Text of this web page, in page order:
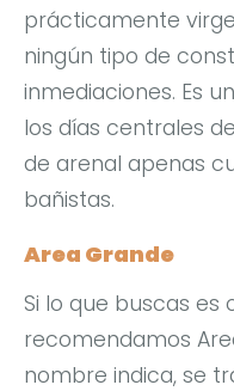
prácticamente
ningún tipo de
inmediaciones. Es
los días centrales
de arenal apenas
bañistas.
Area Grande
Si lo que buscas es
recomendamos
nombre indica, se